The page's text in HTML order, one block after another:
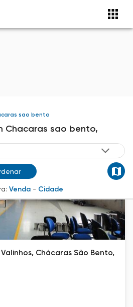
sao bento
Chacaras sao bento,
Venda - Cidade
Chácaras São Bento,